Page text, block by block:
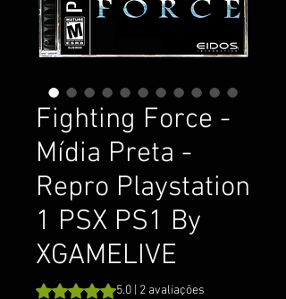
Fighting Force -
Mídia Preta -
Repro Playstation
1 PSX PS1 By
XGAMELIVE
A classificação é 5.0 de 5 estrelas
5.0 | 2 avaliações